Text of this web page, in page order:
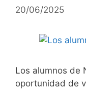
20/06/2025
Los alumnos de
oportunidad de